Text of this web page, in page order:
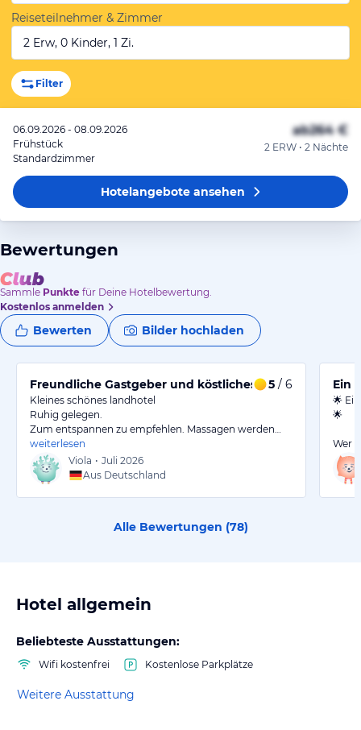
Reiseteilnehmer & Zimmer
2 Erw, 0 Kinder, 1 Zi.
Filter
06.09.2026 - 08.09.2026
Frühstück
Standardzimmer
ab264 €
2 ERW • 2 Nächte
Hotelangeboteansehen
Bewertungen
Sammle Punkte für Deine Hotelbewertung.
Kostenlos anmelden
Bewerten Bilder hochladen
Freundliche Gastgeber und köstliches Essen im
5 / 6
Kleines schönes landhotel
Ruhig gelegen.
Zum entspannen zu empfehlen. Massagen werden…
weiterlesen
Viola • Juli 2026
Aus Deutschland
Ein
🌟
🌟
Wer
Alle Bewertungen (78)
Hotel allgemein
Beliebteste Ausstattungen:
Wifi kostenfrei Kostenlose Parkplätze
Weitere Ausstattung